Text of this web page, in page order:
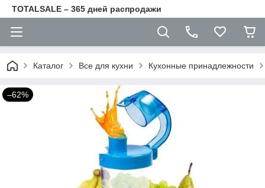
TOTALSALE – 365 дней распродажи
Каталог Все для кухни Кухонные принадлежности
–62%